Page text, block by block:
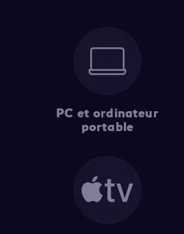
PC et ordinateur
portable